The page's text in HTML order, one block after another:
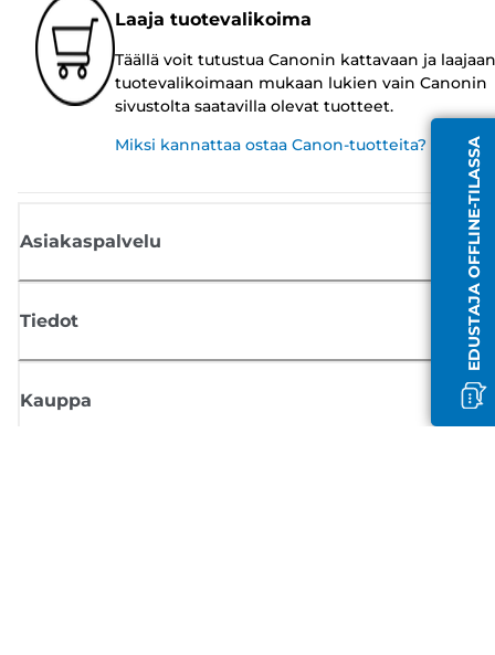
EDUSTAJA OFFLINE-TILASSA
Laaja tuotevalikoima
Täällä voit tutustua Canonin kattavaan ja laajaan
tuotevalikoimaan mukaan lukien vain Canonin
sivustolta saatavilla olevat tuotteet.
Miksi kannattaa ostaa Canon-tuotteita?
Asiakaspalvelu
Tiedot
Kauppa